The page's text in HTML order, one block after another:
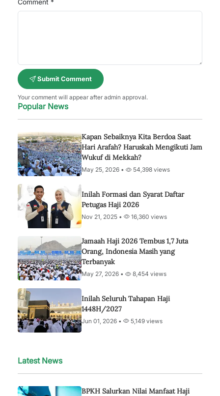
Comment *
Submit Comment
Your comment will appear after admin approval.
Popular News
Kapan Sebaiknya Kita Berdoa Saat
Hari Arafah? Haruskah Mengikuti Jam
Wukuf di Mekkah?
May 25, 2026 • 54,398 views
Inilah Formasi dan Syarat Daftar
Petugas Haji 2026
Nov 21, 2025 • 16,360 views
Jamaah Haji 2026 Tembus 1,7 Juta
Orang, Indonesia Masih yang
Terbanyak
May 27, 2026 • 8,454 views
Inilah Seluruh Tahapan Haji
1448H/2027
Jun 01, 2026 • 5,149 views
Latest News
BPKH Salurkan Nilai Manfaat Haji